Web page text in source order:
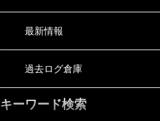
最新情報
過去ログ倉庫
キーワード検索